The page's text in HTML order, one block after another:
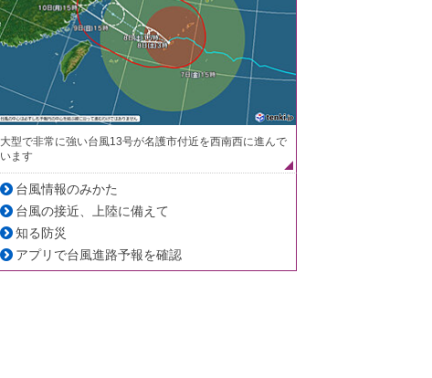
大型で非常に強い台風13号が名護市付近を西南西に進んで
います
台風情報のみかた
台風の接近、上陸に備えて
知る防災
アプリで台風進路予報を確認